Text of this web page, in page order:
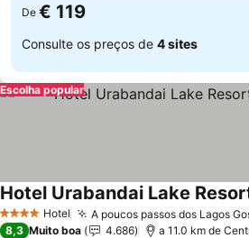
De € 119
Consulte os preços de 4 sites
Escolha popular
4 EstrelasHotel A poucos passos dos Lagos
Hotel Urabandai Lake
8,3 Muito boa 4.686 a 11.0 km de